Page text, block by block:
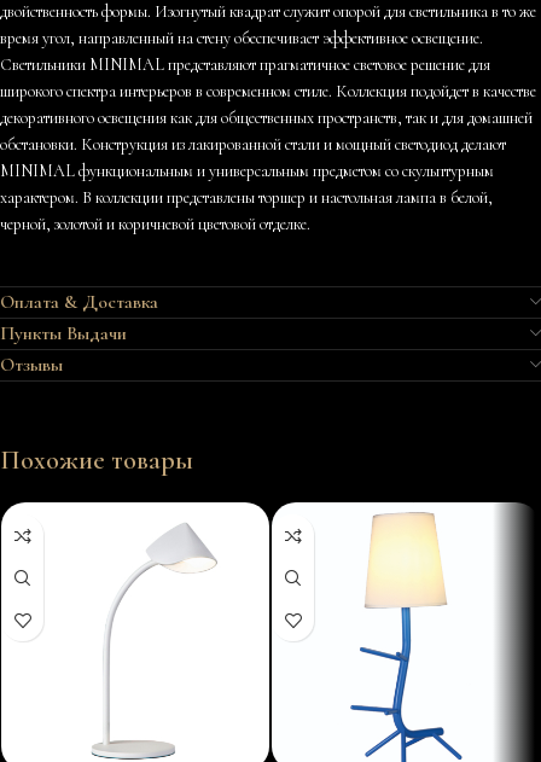
двойственность формы. Изогнутый квадрат служит опорой для светильника в то же
время угол, направленный на стену обеспечивает эффективное освещение.
Светильники MINIMAL представляют прагматичное световое решение для
широкого спектра интерьеров в современном стиле. Коллекция подойдет в качестве
декоративного освещения как для общественных пространств, так и для домашней
обстановки. Конструкция из лакированной стали и мощный светодиод делают
MINIMAL функциональным и универсальным предметом со скульптурным
характером. В коллекции представлены торшер и настольная лампа в белой,
черной, золотой и коричневой цветовой отделке.
Оплата & Доставка
Пункты Выдачи
Отзывы
Похожие товары